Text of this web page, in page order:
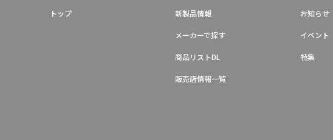
トップ 新製品情報
メーカーで探す
商品リストDL
販売店情報一覧
お知らせ
イベント
特集